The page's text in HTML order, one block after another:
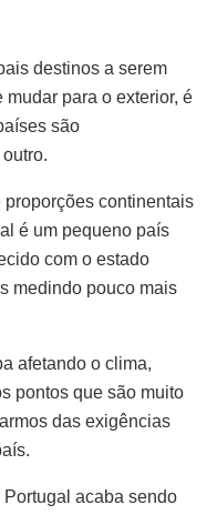
destinos a serem
para o exterior, é
são
continentais
é um pequeno país
com o estado
medindo pouco mais
afetando o clima,
pontos que são muito
das exigências
acaba sendo